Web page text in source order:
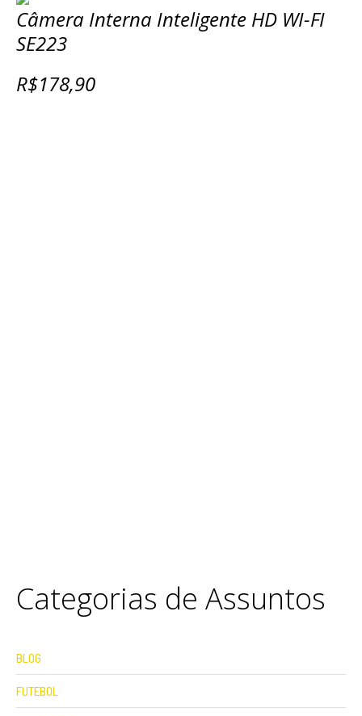
Câmera Interna Inteligente HD WI-FI
SE223
R$178,90
Categorias de Assuntos
BLOG
FUTEBOL